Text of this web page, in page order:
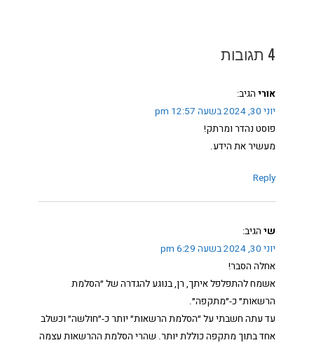
4 תגובות
אורי הגיב:
יוני 30, 2024 בשעה 12:57 pm
פוסט נהדר ומרתק!
מעשיר את הידע.
Reply
שי הגיב:
יוני 30, 2024 בשעה 6:29 pm
אחלה הסבר!
אשמח להתפלפל איתך, רן, בנוגע להגדרה של ״הסלמת
הרשאות״ כ-״מתקפה״.
עד עתה חשבתי על ״הסלמת הרשאות״ יותר כ-״חולשה״ וכשלב
אחד בתוך מתקפה כוללת יותר. שהרי הסלמת ההרשאות עצמה